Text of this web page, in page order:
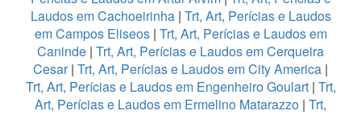
Laudos em Cachoeirinha| Trt, Art, Perícias e Laudos
em Campos Eliseos | Trt, Art, Perícias e Laudos em
Caninde | Trt, Art, Perícias e Laudos em Cerqueira
Cesar| Trt, Art, Perícias e Laudos em City America |
Trt, Art, Perícias e Laudos em Engenheiro Goulart | Trt,
Art, Perícias e Laudos em Ermelino Matarazzo | Trt,